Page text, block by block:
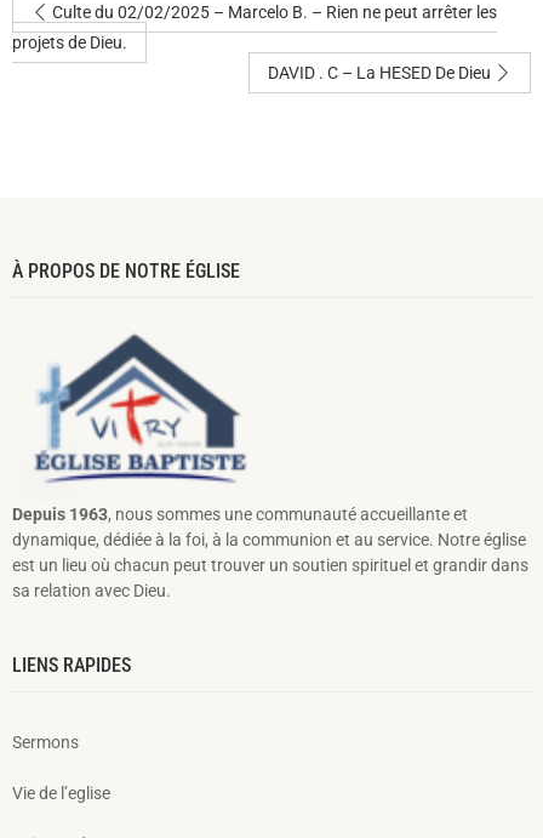
Culte du 02/02/2025 – Marcelo B. – Rien ne peut arrêter les
projets de Dieu.
DAVID . C – La HESED De Dieu
À PROPOS DE NOTRE ÉGLISE
Depuis 1963, nous sommes une communauté accueillante et
dynamique, dédiée à la foi, à la communion et au service. Notre église
est un lieu où chacun peut trouver un soutien spirituel et grandir dans
sa relation avec Dieu.
LIENS RAPIDES
Sermons
Vie de l’eglise